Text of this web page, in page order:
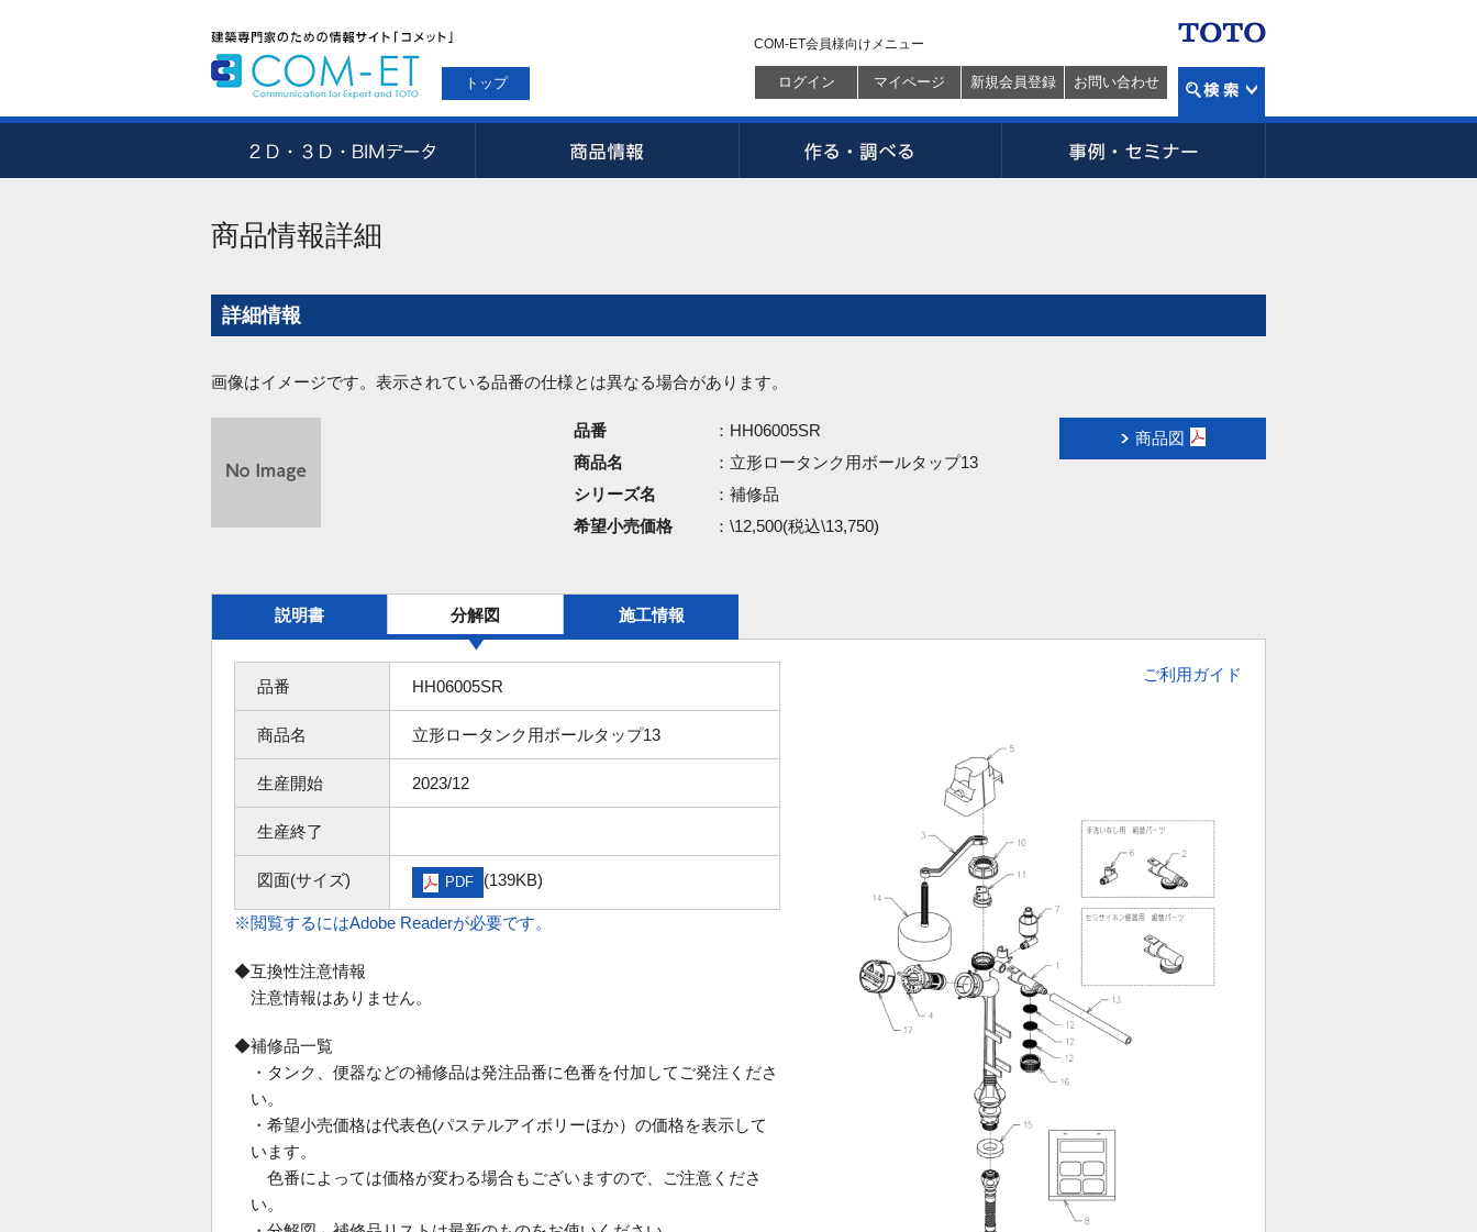
トップ
COM-ET会員様向けメニュー
ログイン マイページ 新規会員登録 お問い合わせ
商品情報詳細
詳細情報
画像はイメージです。表示されている品番の仕様とは異なる場合があります。
品番
：HH06005SR
商品名
：立形ロータンク用ボールタップ13
シリーズ名
：補修品
希望小売価格
：\12,500(税込\13,750)
商品図
説明書 分解図 施工情報
品番 HH06005SR
商品名 立形ロータンク用ボールタップ13
生産開始 2023/12
生産終了
図面(サイズ) PDF (139KB)
※閲覧するにはAdobe Readerが必要です。
◆互換性注意情報
注意情報はありません。
◆補修品一覧
・タンク、便器などの補修品は発注品番に色番を付加してご発注くださ
い。
・希望小売価格は代表色(パステルアイボリーほか）の価格を表示して
います。
色番によっては価格が変わる場合もございますので、ご注意くださ
い。
ご利用ガイド